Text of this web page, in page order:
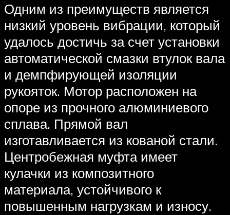
Одним из преимуществ является
низкий уровень вибрации, который
удалось достичь за счет установки
автоматической смазки втулок вала
и демпфирующей изоляции
рукояток. Мотор расположен на
опоре из прочного алюминиевого
сплава. Прямой вал
изготавливается из кованой стали.
Центробежная муфта имеет
кулачки из композитного
материала, устойчивого к
повышенным нагрузкам и износу.